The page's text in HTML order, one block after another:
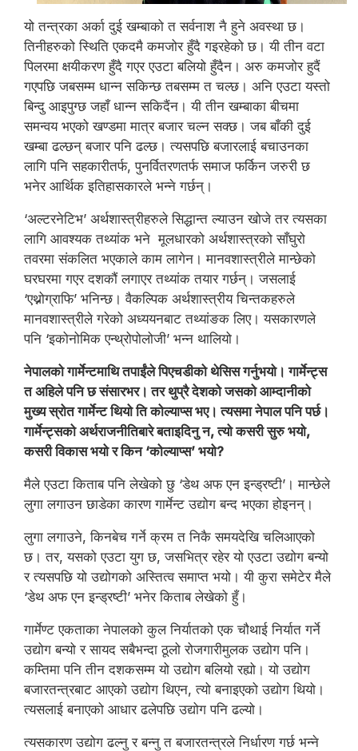
यो तन्त्रका अर्का दुई खम्बाको त सर्वनाश नै हुने अवस्था छ।
तिनीहरुको स्थिति एकदमै कमजोर हुँदै गइरहेको छ। यी तीन वटा
पिलरमा क्षयीकरण हुँदै गएर एउटा बलियो हुँदैन। अरु कमजोर हुदैं
गएपछि जबसम्म धान्न सकिन्छ तबसम्म त चल्छ। अनि एउटा यस्तो
बिन्दु आइपुग्छ जहाँ धान्न सकिदैंन। यी तीन खम्बाका बीचमा
समन्वय भएको खण्डमा मात्र बजार चल्न सक्छ। जब बाँकी दुई
खम्बा ढल्छन् बजार पनि ढल्छ। त्यसपछि बजारलाई बचाउनका
लागि पनि सहकारीतर्फ, पुनर्वितरणतर्फ समाज फर्किन जरुरी छ
भनेर आर्थिक इतिहासकारले भन्ने गर्छन्।
‘अल्टरनेटिभ’ अर्थशास्त्रीहरुले सिद्धान्त ल्याउन खोजे तर त्यसका
लागि आवश्यक तथ्यांक भने मूलधारको अर्थशास्त्रको साँघुरो
तवरमा संकलित भएकाले काम लागेन। मानवशास्त्रीले मान्छेको
घरघरमा गएर दशकौं लगाएर तथ्यांक तयार गर्छन्। जसलाई
‘एथ्नोग्राफि’ भनिन्छ। वैकल्पिक अर्थशास्त्रीय चिन्तकहरुले
मानवशास्त्रीले गरेको अध्ययनबाट तथ्यांङक लिए। यसकारणले
पनि ‘इकोनोमिक एन्थ्रोपोलोजी’ भन्न थालियो।
नेपालको गार्मेन्टमाथि तपाईंले पिएचडीको थेसिस गर्नुभयो। गार्मेन्ट्स
त अहिले पनि छ संसारभर। तर थुप्रै देशको जसको आम्दानीको
मुख्य स्रोत गार्मेन्ट थियो ति कोल्याप्स भए। त्यसमा नेपाल पनि पर्छ।
गार्मेन्ट्सको अर्थराजनीतिबारे बताइदिनु न, त्यो कसरी सुरु भयो,
कसरी विकास भयो र किन ‘कोल्याप्स’ भयो?
मैले एउटा किताब पनि लेखेको छु ‘डेथ अफ एन इन्ड्रष्टी’। मान्छेले
लुगा लगाउन छाडेका कारण गार्मेन्ट उद्योग बन्द भएका होइनन्।
लुगा लगाउने, किनबेच गर्ने क्रम त निकै समयदेखि चलिआएको
छ। तर, यसको एउटा युग छ, जसभित्र रहेर यो एउटा उद्योग बन्यो
र त्यसपछि यो उद्योगको अस्तित्व समाप्त भयो। यी कुरा समेटेर मैले
‘डेथ अफ एन इन्ड्रष्टी’ भनेर किताब लेखेको हुँ।
गार्मेण्ट एकताका नेपालको कुल निर्यातको एक चौथाई निर्यात गर्ने
उद्योग बन्यो र सायद सबैभन्दा ठूलो रोजगारीमुलक उद्योग पनि।
कम्तिमा पनि तीन दशकसम्म यो उद्योग बलियो रह्यो। यो उद्योग
बजारतन्त्रबाट आएको उद्योग थिएन, त्यो बनाइएको उद्योग थियो।
त्यसलाई बनाएको आधार ढलेपछि उद्योग पनि ढल्यो।
त्यसकारण उद्योग ढल्नु र बन्नु त बजारतन्त्रले निर्धारण गर्छ भन्ने